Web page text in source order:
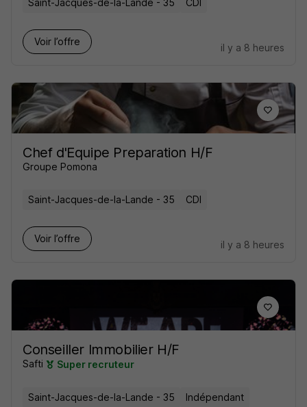
Saint-Jacques-de-la-Lande - 35 CDI
Voir l’offre
il y a 8 heures
Chef d'Equipe Preparation H/F
Groupe Pomona
Saint-Jacques-de-la-Lande - 35 CDI
Voir l’offre
il y a 8 heures
Conseiller Immobilier H/F
Safti Super recruteur
Saint-Jacques-de-la-Lande - 35
Indépendant